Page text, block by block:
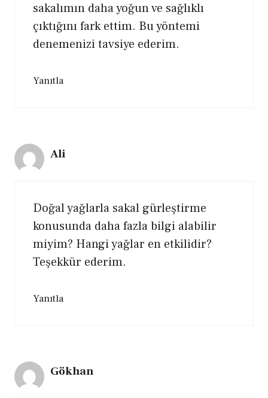
sakalımın daha yoğun ve sağlıklı
çıktığını fark ettim. Bu yöntemi
denemenizi tavsiye ederim.
Yanıtla
Ali
Doğal yağlarla sakal gürleştirme
konusunda daha fazla bilgi alabilir
miyim? Hangi yağlar en etkilidir?
Teşekkür ederim.
Yanıtla
Gökhan